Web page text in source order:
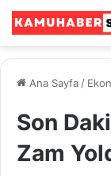
Ana Sayfa /
Son
Zam